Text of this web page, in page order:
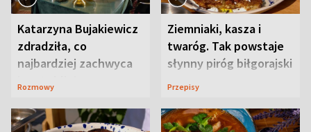
Katarzyna Bujakiewicz
zdradziła, co
najbardziej zachwyca
ją w Lublinie
Rozmowy
Ziemniaki, kasza i
twaróg. Tak powstaje
słynny piróg biłgorajski
Przepisy